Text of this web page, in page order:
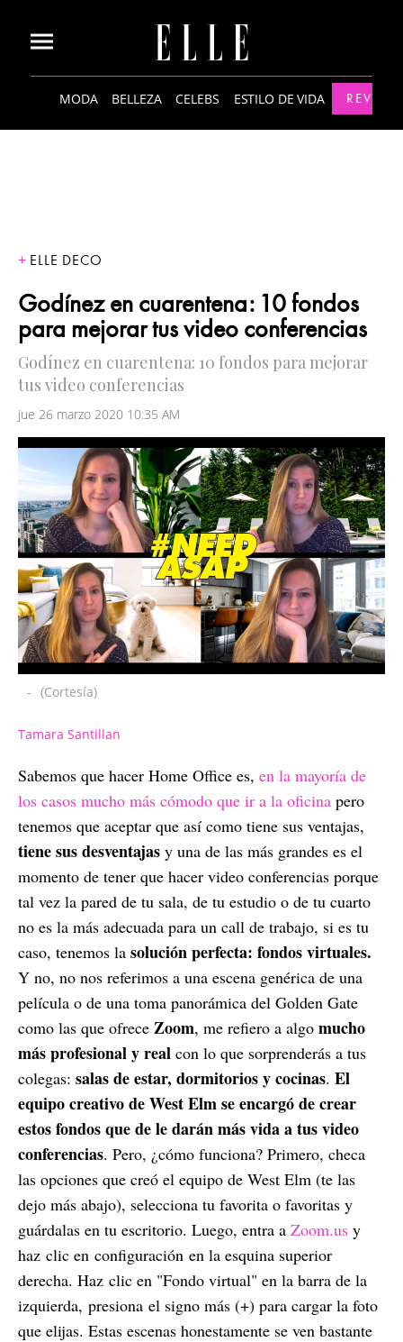
MODA BELLEZA CELEBS ESTILO DE VIDA
ELLE DECO
Godínez en cuarentena: 10 fondos
para mejorar tus video conferencias
Godínez en cuarentena: 10 fondos para mejorar
tus video conferencias
jue 26 marzo 2020 10:35 AM
- (Cortesía)
Tamara Santillan
Sabemos que hacer Home Office es, en la mayoría de
los casos mucho más cómodo que ir a la oficina pero
tenemos que aceptar que así como tiene sus ventajas,
tiene sus desventajas y una de las más grandes es el
momento de tener que hacer video conferencias porque
tal vez la pared de tu sala, de tu estudio o de tu cuarto
no es la más adecuada para un call de trabajo, si es tu
caso, tenemos la solución perfecta: fondos virtuales.
Y no, no nos referimos a una escena genérica de una
película o de una toma panorámica del Golden Gate
como las que ofrece Zoom, me refiero a algo mucho
más profesional y real con lo que sorprenderás a tus
colegas: salas de estar, dormitorios y cocinas. El
equipo creativo de West Elm se encargó de crear
estos fondos que de le darán más vida a tus video
conferencias. Pero, ¿cómo funciona? Primero, checa
las opciones que creó el equipo de West Elm (te las
dejo más abajo), selecciona tu favorita o favoritas y
guárdalas en tu escritorio. Luego, entra a Zoom.us y
haz clic en configuración en la esquina superior
derecha. Haz clic en "Fondo virtual" en la barra de la
izquierda, presiona el signo más (+) para cargar la foto
que elijas. Estas escenas honestamente se ven bastante